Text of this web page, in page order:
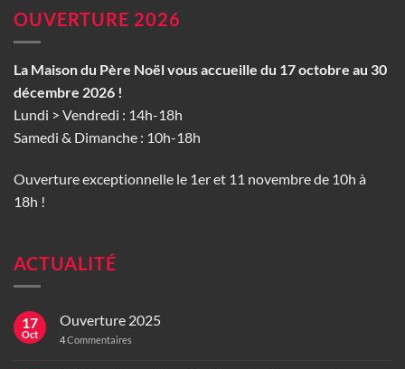
OUVERTURE 2026
La Maison du Père Noël vous accueille du 17 octobre au 30
décembre 2026 !
Lundi > Vendredi : 14h-18h
Samedi & Dimanche : 10h-18h
Ouverture exceptionnelle le 1er et 11 novembre de 10h à
18h !
ACTUALITÉ
17
Oct
Ouverture 2025
4Commentaires